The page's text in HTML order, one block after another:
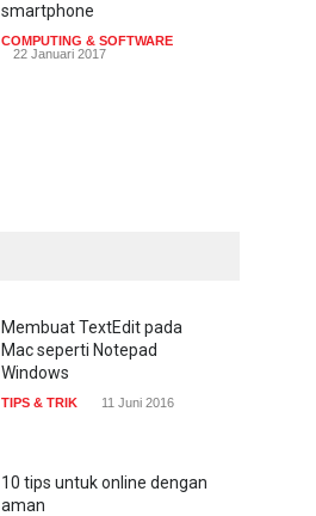
smartphone
COMPUTING & SOFTWARE
22 Januari 2017
gencar
COMPUTING & SOFTWARE
7 Januari 2017
miliar dolar
INTERNET
Membuat TextEdit pada
Mac seperti Notepad
Windows
TIPS & TRIK 11 Juni 2016
10 tips untuk online dengan
aman